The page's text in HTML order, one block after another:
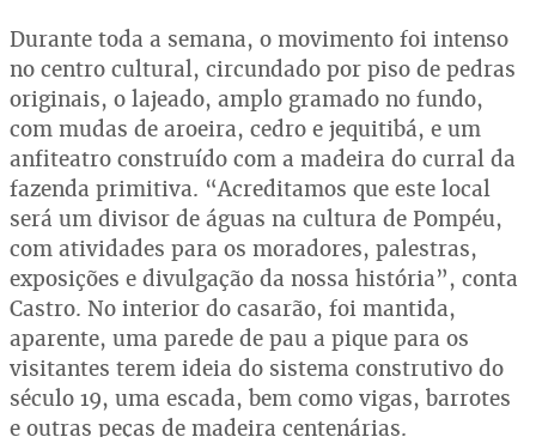
Durante toda a semana, o movimento foi intenso
no centro cultural, circundado por piso de pedras
originais, o lajeado, amplo gramado no fundo,
com mudas de aroeira, cedro e jequitibá, e um
anfiteatro construído com a madeira do curral da
fazenda primitiva. “Acreditamos que este local
será um divisor de águas na cultura de Pompéu,
com atividades para os moradores, palestras,
exposições e divulgação da nossa história”, conta
Castro. No interior do casarão, foi mantida,
aparente, uma parede de pau a pique para os
visitantes terem ideia do sistema construtivo do
século 19, uma escada, bem como vigas, barrotes
e outras peças de madeira centenárias.